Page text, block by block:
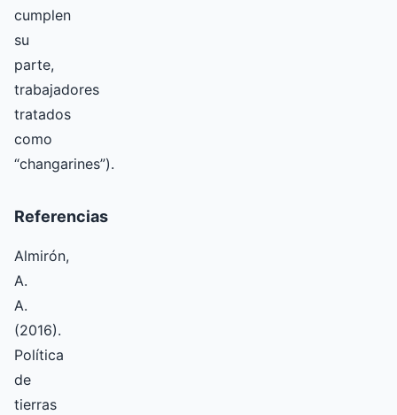
cumplen
su
parte,
trabajadores
tratados
como
“changarines”).
Referencias
Almirón,
A.
A.
(2016).
Política
de
tierras